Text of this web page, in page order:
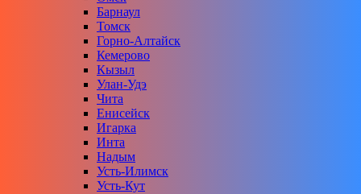
Барнаул
Томск
Горно-Алтайск
Кемерово
Кызыл
Улан-Удэ
Чита
Енисейск
Игарка
Инта
Надым
Усть-Илимск
Усть-Кут